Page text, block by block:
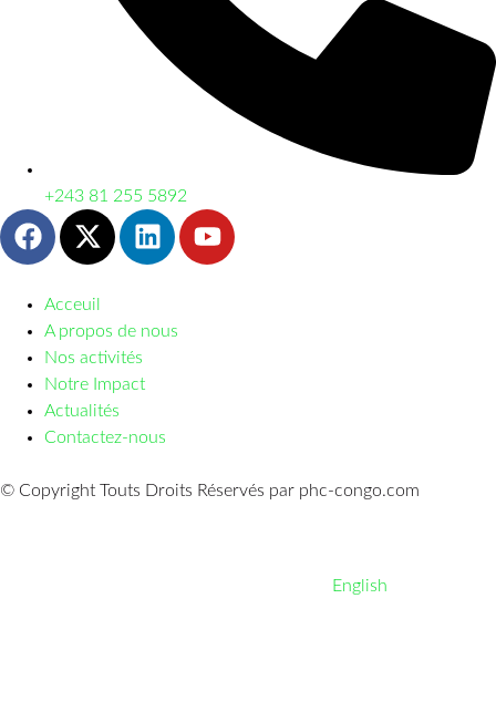
+243 81 255 5892
Acceuil
A propos de nous
Nos activités
Notre Impact
Actualités
Contactez-nous
© Copyright Touts Droits Réservés par phc-congo.com
English